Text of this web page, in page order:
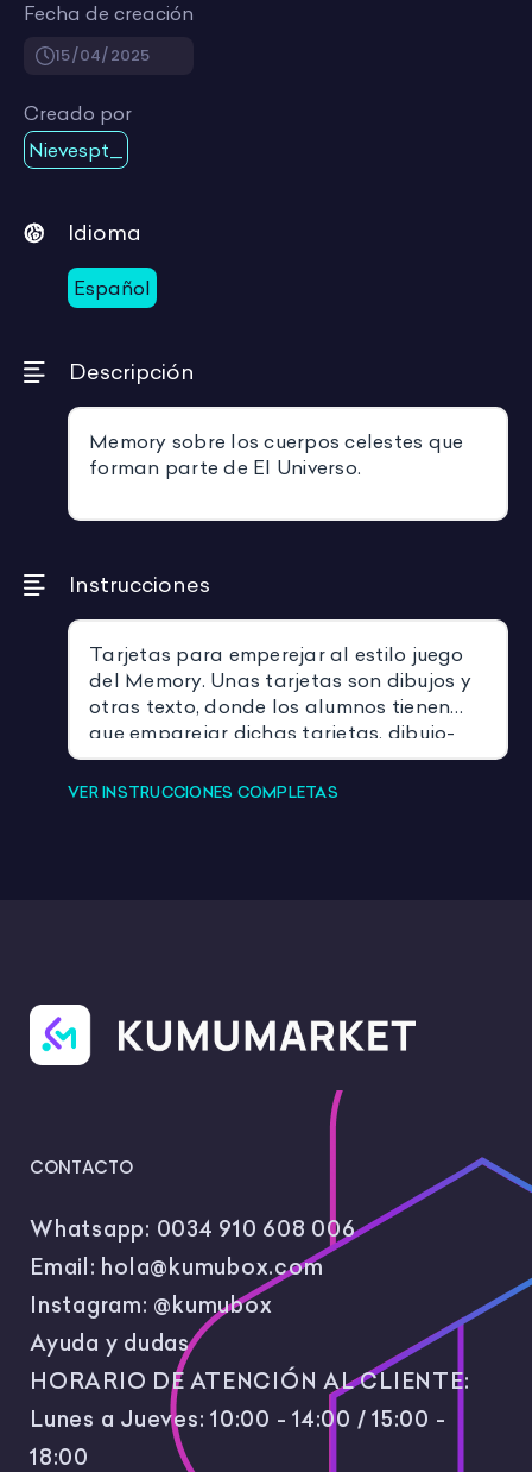
Fecha de creación
15/04/2025
Creado por
Nievespt_
Idioma
Español
Descripción
Memory sobre los cuerpos celestes que
forman parte de El Universo.
Instrucciones
Tarjetas para emperejar al estilo juego
del Memory. Unas tarjetas son dibujos y
otras texto, donde los alumnos tienen
que emparejar dichas tarjetas, dibujo-
texto, para conseguir el mayor número de
parejas sobre los cuerpos celestes.
VER INSTRUCCIONES COMPLETAS
CONTACTO
Whatsapp: 0034 910 608 006
Email: hola@kumubox.com
Instagram: @kumubox
Ayuda y dudas
HORARIO DE ATENCIÓN AL CLIENTE:
Lunes a Jueves: 10:00 - 14:00 / 15:00 -
18:00